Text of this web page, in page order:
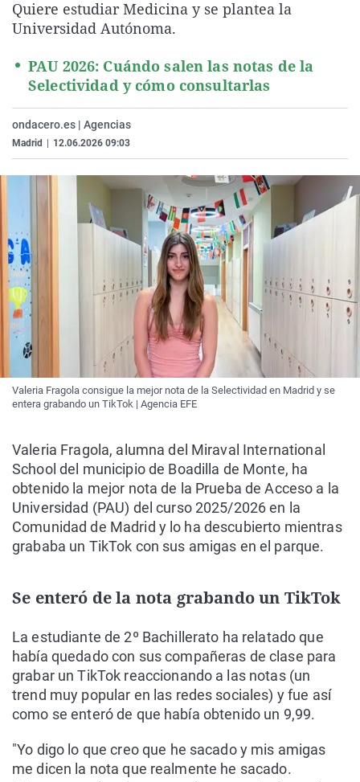
La rosa de los vientos
Como el perro y el
Caso
Equipo de
Extremadura
La Rioja
Virales
Elecciones
Quiere estudiar Medicina y se plantea la
Universidad Autónoma.
PAU 2026: Cuándo salen las notas de la
Selectividad y cómo consultarlas
ondacero.es | Agencias
Madrid 12.06.2026 09:03
Valeria Fragola consigue la mejor nota de la Selectividad en Madrid y se
entera grabando un TikTok | Agencia EFE
Valeria Fragola, alumna del Miraval International
School del municipio de Boadilla de Monte, ha
obtenido la mejor nota de la Prueba de Acceso a la
Universidad (PAU) del curso 2025/2026 en la
Comunidad de Madrid y lo ha descubierto mientras
grababa un TikTok con sus amigas en el parque.
Se enteró de la nota grabando un TikTok
La estudiante de 2º Bachillerato ha relatado que
había quedado con sus compañeras de clase para
grabar un TikTok reaccionando a las notas (un
trend muy popular en las redes sociales) y fue así
como se enteró de que había obtenido un 9,99.
"Yo digo lo que creo que he sacado y mis amigas
me dicen la nota que realmente he sacado.